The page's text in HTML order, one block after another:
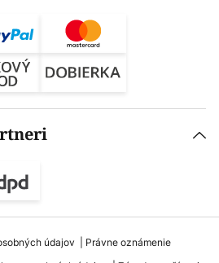
údajov
Právne oznámenie